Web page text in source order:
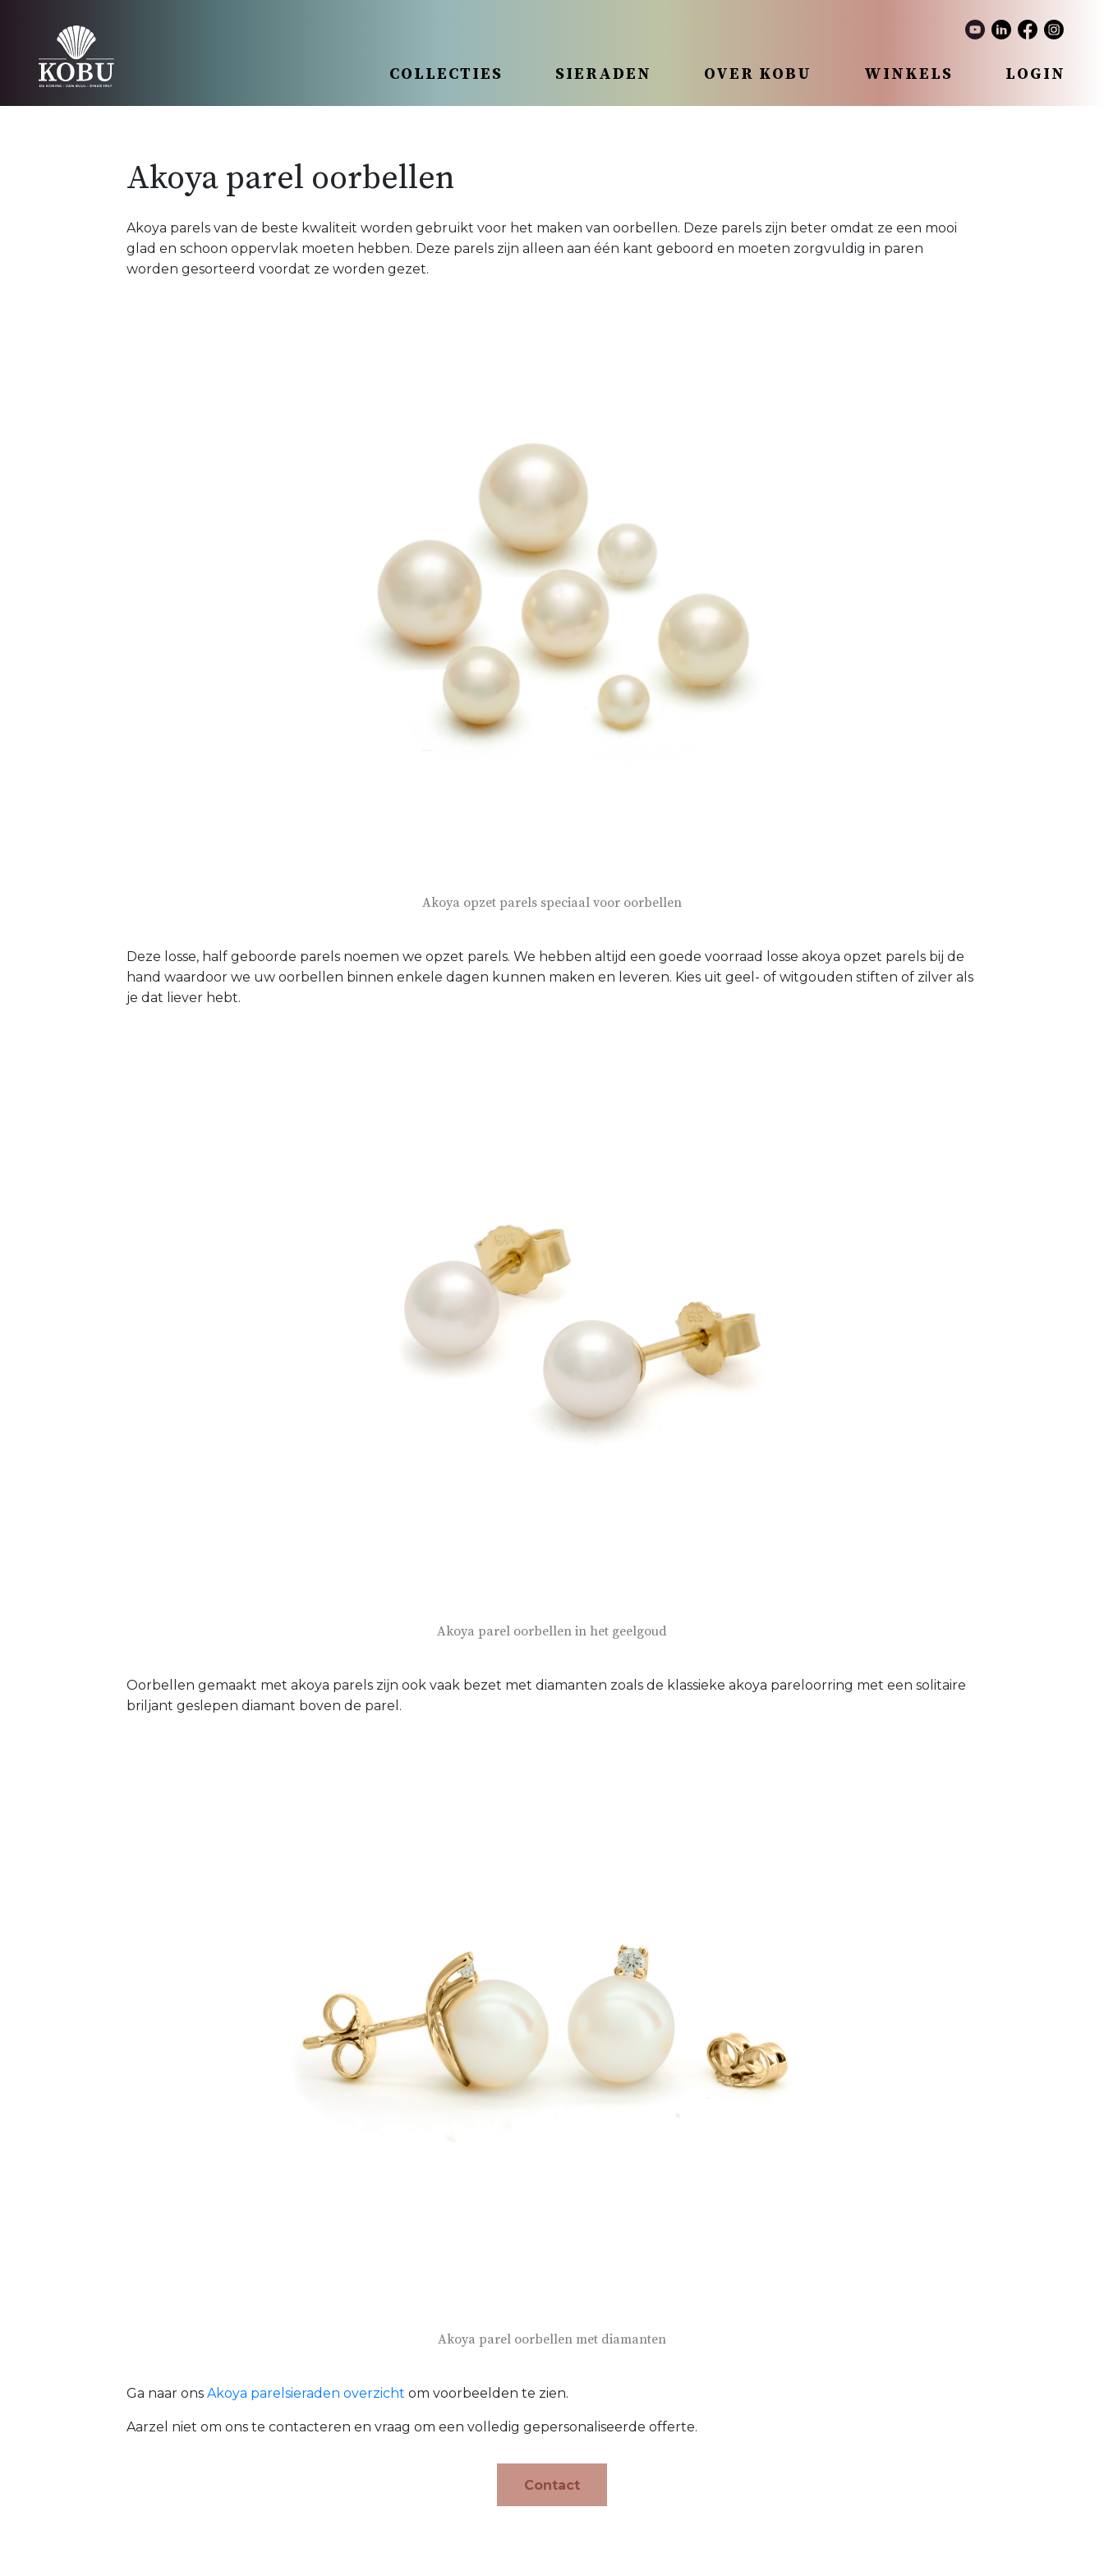
COLLECTIES SIERADEN OVER KOBU WINKELS LOGIN
Akoya parel oorbellen
Akoya parels van de beste kwaliteit worden gebruikt voor het maken van oorbellen. Deze parels zijn beter omdat ze een mooi
glad en schoon oppervlak moeten hebben. Deze parels zijn alleen aan één kant geboord en moeten zorgvuldig in paren
worden gesorteerd voordat ze worden gezet.
Akoya opzet parels speciaal voor oorbellen
Deze losse, half geboorde parels noemen we opzet parels. We hebben altijd een goede voorraad losse akoya opzet parels bij de
hand waardoor we uw oorbellen binnen enkele dagen kunnen maken en leveren. Kies uit geel- of witgouden stiften of zilver als
je dat liever hebt.
Akoya parel oorbellen in het geelgoud
Oorbellen gemaakt met akoya parels zijn ook vaak bezet met diamanten zoals de klassieke akoya pareloorring met een solitaire
briljant geslepen diamant boven de parel.
Akoya parel oorbellen met diamanten
Ga naar ons Akoya parelsieraden overzicht om voorbeelden te zien.
Aarzel niet om ons te contacteren en vraag om een ​​volledig gepersonaliseerde offerte.
Contact